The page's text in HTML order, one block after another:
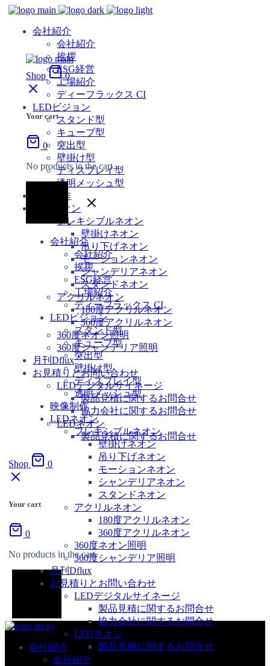
会社紹介
会社紹介
挨拶
ESG経営
工場紹介
ディーフラックス CI
LEDビジョン
スタンド型
キューブ型
突出型
壁掛け型
ディスプレイ型
透明メッシュ型
映像制作
LEDネオン
フレキシブルネオン
壁掛けネオン
吊り下げネオン
モーションネオン
シャンデリアネオン
スタンドネオン
アクリルネオン
180度アクリルネオン
360度アクリルネオン
360度ネオン照明
360度シャンデリア照明
月刊Dflux
お見積りとお問い合わせ
LEDデジタルサイネージ
製品見積に関するお問合せ
協力会社に関するお問合せ
LEDネオン
製品見積に関するお問合せ
Shop 0
Your cart
0
No products in the cart.
会社紹介
会社紹介
Shop 0
Your cart
0
No products in the cart.
会社紹介
会社紹介
挨拶
ESG経営
工場紹介
ディーフラックス CI
LEDビジョン
スタンド型
キューブ型
突出型
壁掛け型
ディスプレイ型
透明メッシュ型
映像制作
LEDネオン
フレキシブルネオン
壁掛けネオン
吊り下げネオン
モーションネオン
シャンデリアネオン
スタンドネオン
アクリルネオン
180度アクリルネオン
360度アクリルネオン
360度ネオン照明
360度シャンデリア照明
月刊Dflux
お見積りとお問い合わせ
LEDデジタルサイネージ
製品見積に関するお問合せ
協力会社に関するお問合せ
LEDネオン
製品見積に関するお問合せ